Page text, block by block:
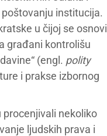
institucija.
u čijoj se osnovi
građani kontrolišu
(engl. polity
i prakse izbornog
nekoliko
ljudskih prava i